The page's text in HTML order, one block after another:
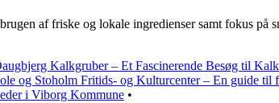
af friske og lokale ingredienser samt fokus på
Kalkgruber – Et Fascinerende Besøg til
og Stoholm Fritids- og Kulturcenter – En guide til
i Viborg Kommune •